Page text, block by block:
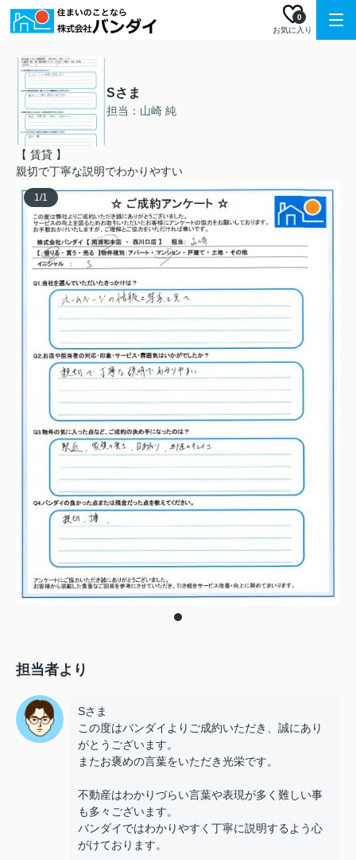
お気に入り
0
Sさま
担当：山崎 純
【 賃貸 】
親切で丁寧な説明でわかりやすい
1/1
担当者より
Sさま
この度はバンダイよりご成約いただき、誠にあり
がとうございます。
またお褒めの言葉をいただき光栄です。
不動産はわかりづらい言葉や表現が多く難しい事
も多々ございます。
バンダイではわかりやすく丁寧に説明するよう心
がけております。